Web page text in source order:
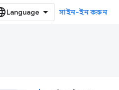
সাইন-ইন করুন